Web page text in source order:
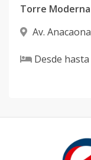
Av. Anacaona
Desde hasta